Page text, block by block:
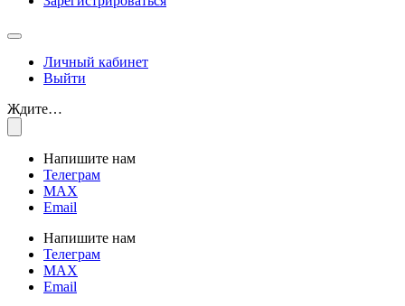
Личный кабинет
Выйти
Ждите…
Напишите нам
Телеграм
MAX
Email
Напишите нам
Телеграм
MAX
Email